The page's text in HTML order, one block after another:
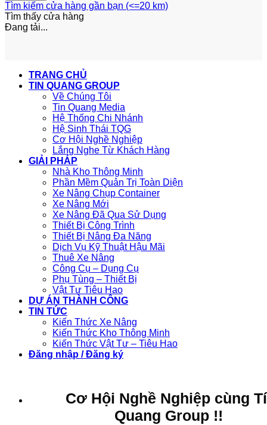
Tìm kiếm cửa hàng gần bạn (<=20 km)
Tìm thấy cửa hàng
Đang tải...
TRANG CHỦ
TIN QUANG GROUP
Về Chúng Tôi
Tin Quang Media
Hệ Thống Chi Nhánh
Hệ Sinh Thái TQG
Cơ Hội Nghề Nghiệp
Lắng Nghe Từ Khách Hàng
GIẢI PHÁP
Nhà Kho Thông Minh
Phần Mềm Quản Trị Toàn Diện
Xe Nâng Chụp Container
Xe Nâng Mới
Xe Nâng Đã Qua Sử Dụng
Thiết Bị Công Trình
Thiết Bị Nâng Đa Năng
Dịch Vụ Kỹ Thuật Hậu Mãi
Thuê Xe Nâng
Công Cụ – Dụng Cụ
Phụ Tùng – Thiết Bị
Vật Tư Tiêu Hao
DỰ ÁN THÀNH CÔNG
TIN TỨC
Kiến Thức Xe Nâng
Kiến Thức Kho Thông Minh
Kiến Thức Vật Tư – Tiêu Hao
Đăng nhập / Đăng ký
Cơ Hội Nghề Nghiệp cùng
Quang Group !!